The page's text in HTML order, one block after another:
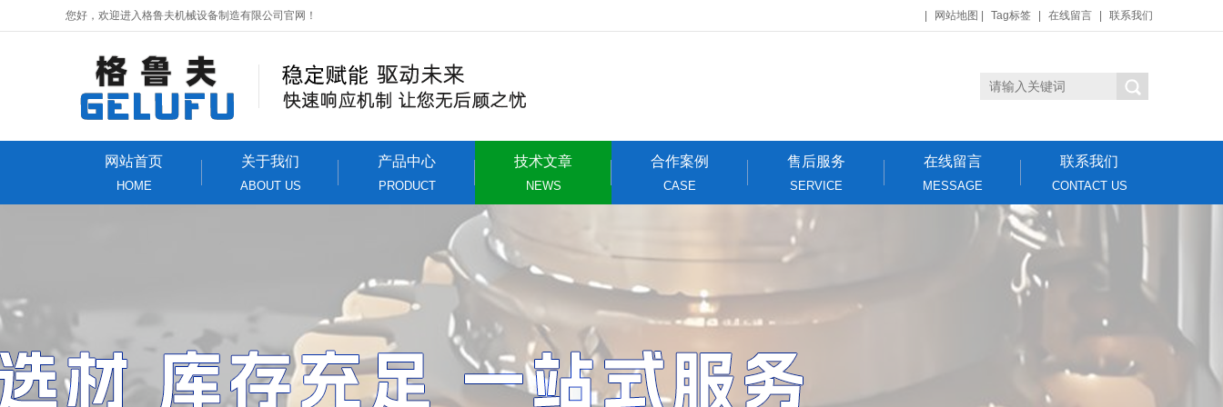
您好，欢迎进入格鲁夫机械设备制造有限公司官网！ 网站地图 Tag标签 在线留言 联系我们
网站首页
HOME
关于我们
ABOUT US
产品中心
PRODUCT
技术文章
NEWS
合作案例
CASE
售后服务
SERVICE
在线留言
MESSAGE
联系我们
CONTACT US